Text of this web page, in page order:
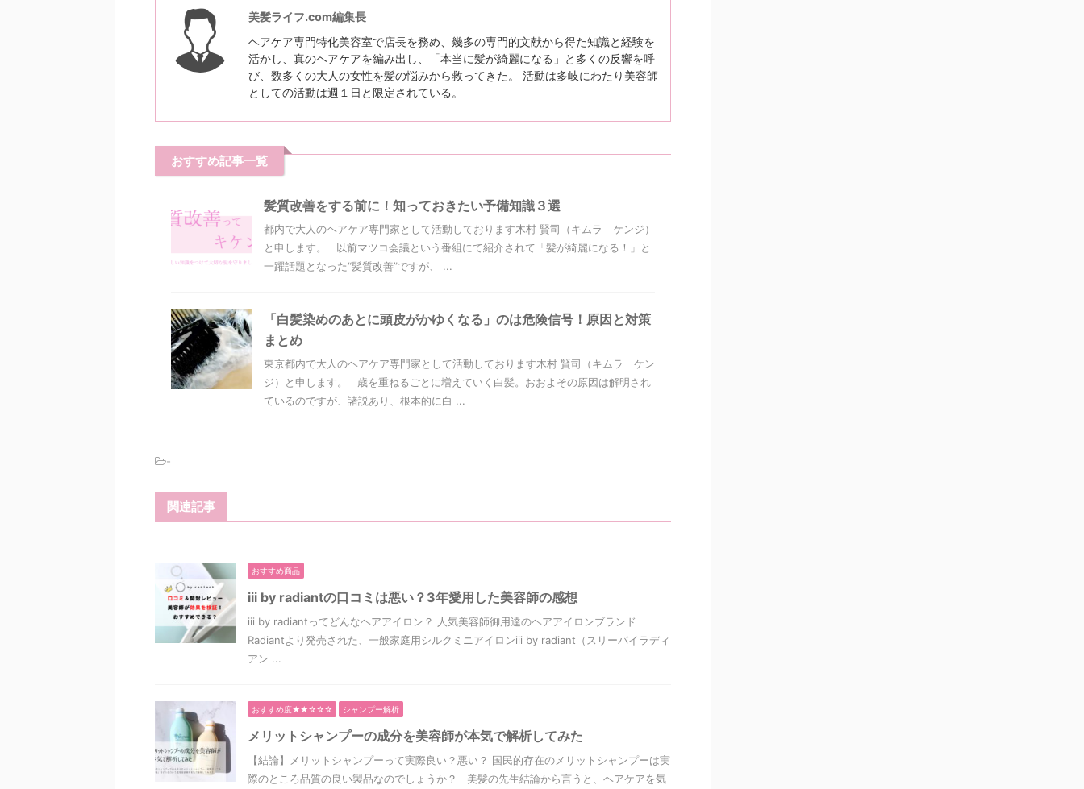
美髪ライフ.com編集長
ヘアケア専門特化美容室で店長を務め、幾多の専門的文献から得た知識と経験を
活かし、真のヘアケアを編み出し、「本当に髪が綺麗になる」と多くの反響を呼
び、数多くの大人の女性を髪の悩みから救ってきた。 活動は多岐にわたり美容師
としての活動は週１日と限定されている。
おすすめ記事一覧
髪質改善をする前に！知っておきたい予備知識３選
都内で大人のヘアケア専門家として活動しております木村 賢司（キムラ ケンジ）
と申します。 以前マツコ会議という番組にて紹介されて「髪が綺麗になる！」と
一躍話題となった“髪質改善”ですが、 ...
「白髪染めのあとに頭皮がかゆくなる」のは危険信号！原因と対策
まとめ
東京都内で大人のヘアケア専門家として活動しております木村 賢司（キムラ ケン
ジ）と申します。 歳を重ねるごとに増えていく白髪。おおよその原因は解明され
ているのですが、諸説あり、根本的に白 ...
-
関連記事
おすすめ商品
iii by radiantの口コミは悪い？3年愛用した美容師の感想
iii by radiantってどんなヘアアイロン？ 人気美容師御用達のヘアアイロンブランド
Radiantより発売された、一般家庭用シルクミニアイロンiii by radiant（スリーバイラディ
アン ...
おすすめ度★★☆☆☆ シャンプー解析
メリットシャンプーの成分を美容師が本気で解析してみた
【結論】メリットシャンプーって実際良い？悪い？ 国民的存在のメリットシャンプーは実
際のところ品質の良い製品なのでしょうか？ 美髪の先生結論から言うと、ヘアケアを気